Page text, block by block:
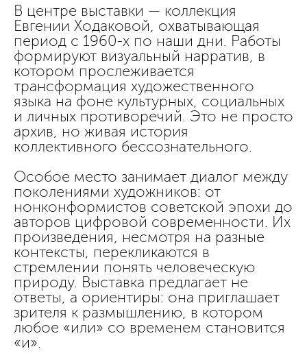
В центре выставки — коллекция
Евгении Ходаковой, охватывающая
период с 1960-х по наши дни. Работы
формируют визуальный нарратив, в
котором прослеживается
трансформация художественного
языка на фоне культурных, социальных
и личных противоречий. Это не просто
архив, но живая история
коллективного бессознательного.
Особое место занимает диалог между
поколениями художников: от
нонконформистов советской эпохи до
авторов цифровой современности. Их
произведения, несмотря на разные
контексты, перекликаются в
стремлении понять человеческую
природу. Выставка предлагает не
ответы, а ориентиры: она приглашает
зрителя к размышлению, в котором
любое «или» со временем становится
«и».